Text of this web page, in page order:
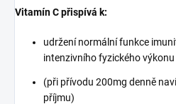
Vitamín C přispívá k:
udržení normální funkce
intenzivního fyzického
(při přívodu 200mg denně
příjmu)